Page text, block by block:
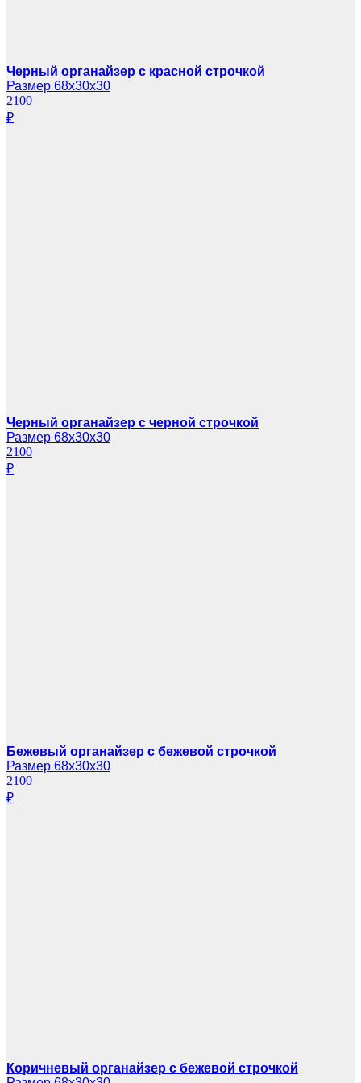
Черный органайзер с красной строчкой
Размер 68х30х30
2100
₽
Черный органайзер с черной строчкой
Размер 68х30х30
2100
₽
Бежевый органайзер с бежевой строчкой
Размер 68х30х30
2100
₽
Коричневый органайзер с бежевой строчкой